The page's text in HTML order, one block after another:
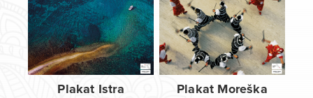
Plakat Istra Plakat Moreška